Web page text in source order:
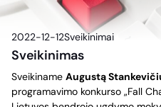
2022-12-12Sveikinimai
Sveikinimas
Sveikiname Augustą
programavimo konkurso „Fall